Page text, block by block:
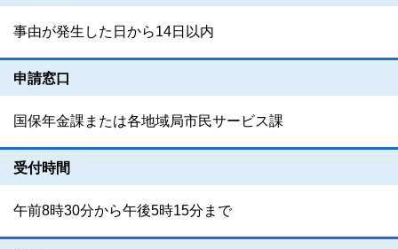
事由が発生した日から14日以内
申請窓口
国保年金課または各地域局市民サービス課
受付時間
午前8時30分から午後5時15分まで